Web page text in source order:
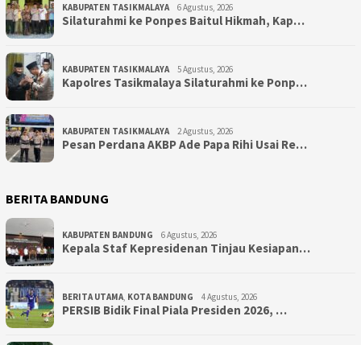
KABUPATEN TASIKMALAYA 6 Agustus, 2026
Silaturahmi ke Ponpes Baitul Hikmah, Kap…
KABUPATEN TASIKMALAYA 5 Agustus, 2026
Kapolres Tasikmalaya Silaturahmi ke Ponp…
KABUPATEN TASIKMALAYA 2 Agustus, 2026
Pesan Perdana AKBP Ade Papa Rihi Usai Re…
BERITA BANDUNG
KABUPATEN BANDUNG 6 Agustus, 2026
Kepala Staf Kepresidenan Tinjau Kesiapan…
BERITA UTAMA KOTA BANDUNG 4 Agustus, 2026
PERSIB Bidik Final Piala Presiden 2026, …